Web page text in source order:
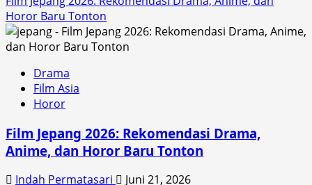
about
Film
Drama
2026:
Rekomendasi
Movie
buat
Date
Horor Baru Tonton
Drama
Film Asia
Horor
Film Jepang 2026: Rekomendasi Drama,
Anime, dan Horor Baru Tonton
Indah Permatasari Juni 21, 2026